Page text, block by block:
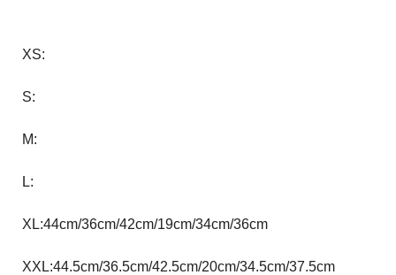
XS:
S:
M:
L:
XL:44cm/36cm/42cm/19cm/34cm/36cm
XXL:44.5cm/36.5cm/42.5cm/20cm/34.5cm/37.5cm